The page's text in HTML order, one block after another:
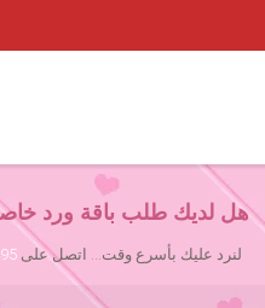
هل لديك طلب باقة ورد
لنرد عليك بأسرع وقت... اتصل على